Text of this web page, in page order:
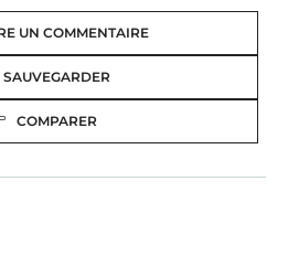
UN COMMENTAIRE
SAUVEGARDER
COMPARER